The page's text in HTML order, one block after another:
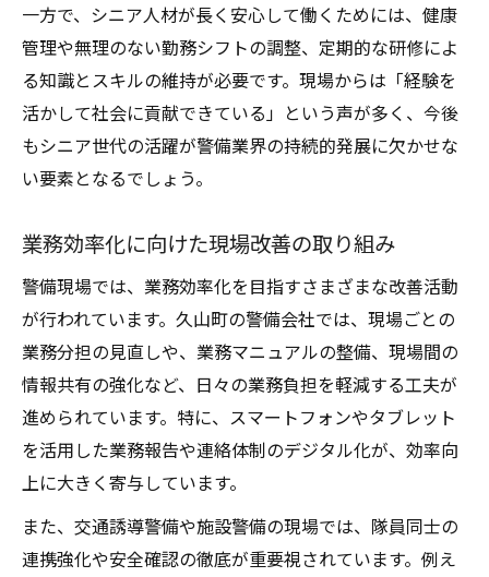
一方で、シニア人材が長く安心して働くためには、健康
管理や無理のない勤務シフトの調整、定期的な研修によ
る知識とスキルの維持が必要です。現場からは「経験を
活かして社会に貢献できている」という声が多く、今後
もシニア世代の活躍が警備業界の持続的発展に欠かせな
い要素となるでしょう。
業務効率化に向けた現場改善の取り組み
警備現場では、業務効率化を目指すさまざまな改善活動
が行われています。久山町の警備会社では、現場ごとの
業務分担の見直しや、業務マニュアルの整備、現場間の
情報共有の強化など、日々の業務負担を軽減する工夫が
進められています。特に、スマートフォンやタブレット
を活用した業務報告や連絡体制のデジタル化が、効率向
上に大きく寄与しています。
また、交通誘導警備や施設警備の現場では、隊員同士の
連携強化や安全確認の徹底が重要視されています。例え